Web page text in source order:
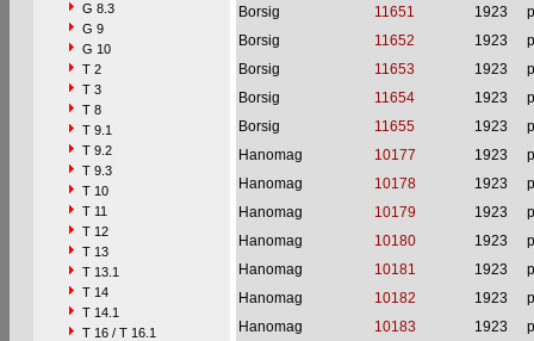
G 8.3
G 9
G 10
T 2
T 3
T 8
T 9.1
T 9.2
T 9.3
T 10
T 11
T 12
T 13
T 13.1
T 14
T 14.1
T 16 / T 16.1
Borsig
11651 1923
Borsig
11652 1923
Borsig
11653 1923
Borsig
11654 1923
Borsig
11655 1923
Hanomag
10177 1923
Hanomag
10178 1923
Hanomag
10179 1923
Hanomag
10180 1923
Hanomag
10181 1923
Hanomag
10182 1923
Hanomag
10183 1923